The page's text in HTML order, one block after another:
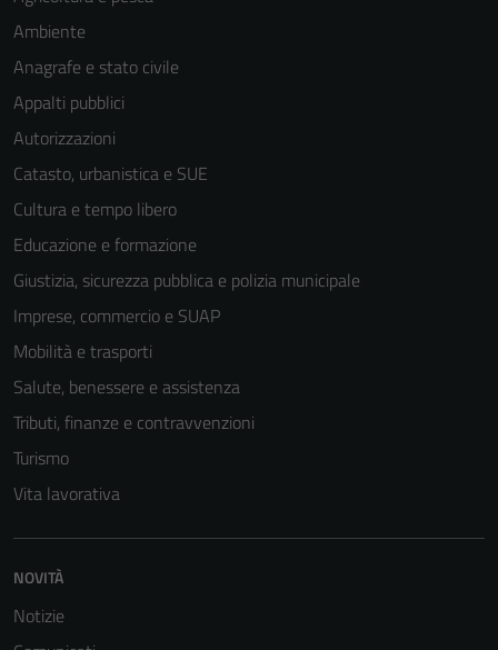
Ambiente
Anagrafe e stato civile
Appalti pubblici
Autorizzazioni
Catasto, urbanistica e SUE
Cultura e tempo libero
Educazione e formazione
Giustizia, sicurezza pubblica e polizia municipale
Imprese, commercio e SUAP
Mobilità e trasporti
Salute, benessere e assistenza
Tributi, finanze e contravvenzioni
Turismo
Vita lavorativa
NOVITÀ
Notizie